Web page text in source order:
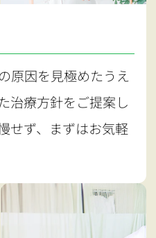
原因を見極めたうえ
治療方針をご提案し
せず、まずはお気軽